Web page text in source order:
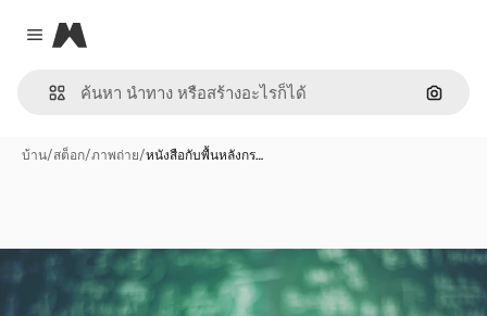
Close menu
Magnific
ค้นหา
บ้าน/สต็อก/ภาพถ่าย/หนังสือกับพื้นหลังกร…